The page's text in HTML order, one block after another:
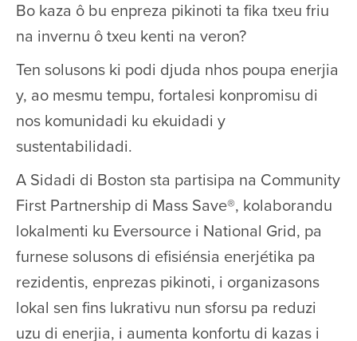
Bo kaza ô bu enpreza pikinoti ta fika txeu friu
na invernu ô txeu kenti na veron?
Ten solusons ki podi djuda nhos poupa enerjia
y, ao mesmu tempu, fortalesi konpromisu di
nos komunidadi ku ekuidadi y
sustentabilidadi.
A Sidadi di Boston sta partisipa na Community
First Partnership di Mass Save®, kolaborandu
lokalmenti ku Eversource i National Grid, pa
furnese solusons di efisiénsia enerjétika pa
rezidentis, enprezas pikinoti, i organizasons
lokal sen fins lukrativu nun sforsu pa reduzi
uzu di enerjia, i aumenta konfortu di kazas i